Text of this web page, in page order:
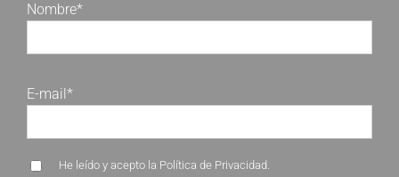
Nombre*
E-mail*
He leído y acepto la Política de Privacidad.